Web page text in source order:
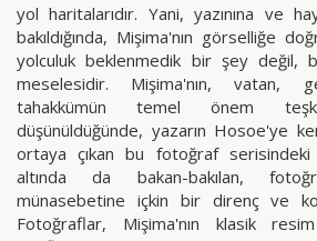
yol haritalarıdır. Yani, yazınına ve
bakıldığında, Mişima'nın görselliğe
yolculuk beklenmedik bir şey değil,
meselesidir. Mişima'nın, vatan,
tahakkümün temel önem
düşünüldüğünde, yazarın Hosoe'ye
ortaya çıkan bu fotoğraf
altında da bakan-bakılan,
münasebetine içkin bir direnç ve
Fotoğraflar, Mişima'nın klasik